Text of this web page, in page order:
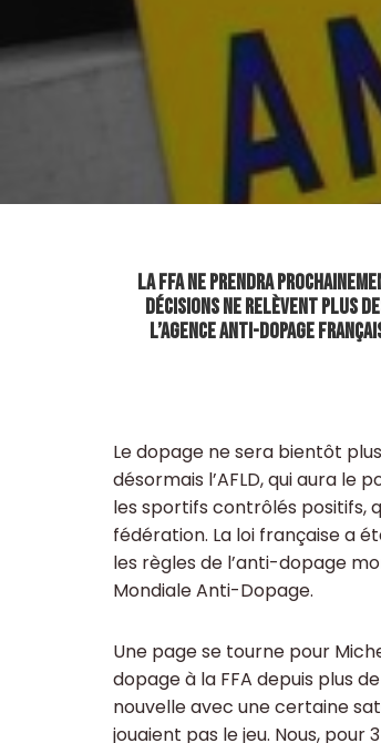
La FFA ne prendra
décisions ne relèvent plus
l’Agence Anti-Dopage
Le dopage ne sera bientôt
désormais l’AFLD, qui aura le
les sportifs contrôlés positifs,
fédération. La loi française a
les règles de l’anti-dopage
Mondiale Anti-Dopage.
Une page se tourne pour
dopage à la FFA depuis plus
nouvelle avec une certaine
jouaient pas le jeu. Nous, pour